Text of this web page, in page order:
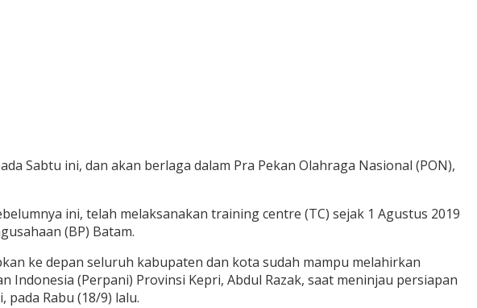
Sabtu ini, dan akan berlaga dalam Pra Pekan Olahraga Nasional (PON),
ini, telah melaksanakan training centre (TC) sejak 1 Agustus 2019
(BP) Batam.
ke depan seluruh kabupaten dan kota sudah mampu melahirkan
(Perpani) Provinsi Kepri, Abdul Razak, saat meninjau persiapan
Rabu (18/9) lalu.